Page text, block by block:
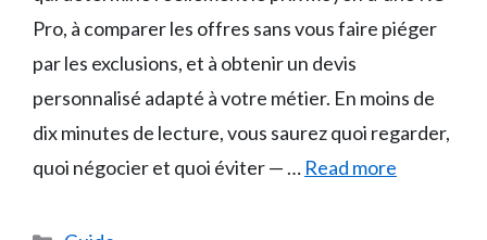
Pro, à comparer les offres sans vous faire piéger
par les exclusions, et à obtenir un devis
personnalisé adapté à votre métier. En moins de
dix minutes de lecture, vous saurez quoi regarder,
quoi négocier et quoi éviter — … Read more